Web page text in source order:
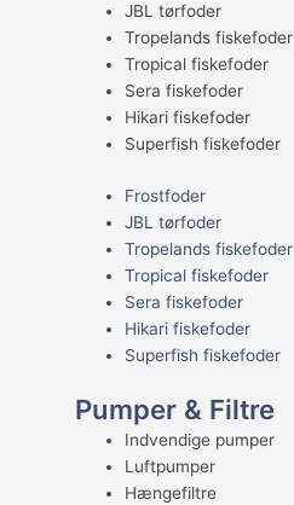
JBL tørfoder
Tropelands fiskefoder
Tropical fiskefoder
Sera fiskefoder
Hikari fiskefoder
Superfish fiskefoder
Frostfoder
JBL tørfoder
Tropelands fiskefoder
Tropical fiskefoder
Sera fiskefoder
Hikari fiskefoder
Superfish fiskefoder
Pumper & Filtre
Indvendige pumper
Luftpumper
Hængefiltre